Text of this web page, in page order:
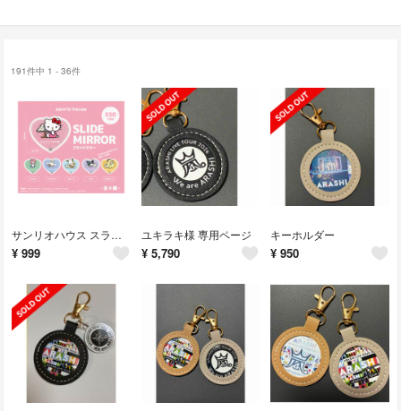
191件中 1 - 36件
サンリオハウス スライドミラー シナモンプリン
¥ 999
ユキラキ様 専用ページ
¥ 5,790
キーホルダー
¥ 950